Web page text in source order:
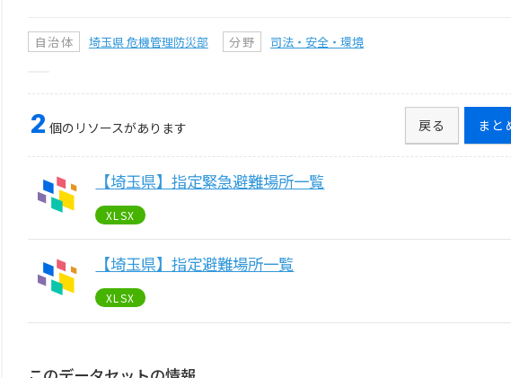
自治体 埼玉県 危機管理防災部 分野 司法・安全・環境
2 個のリソースがあります まと
戻る
【埼玉県】指定緊急避難場所一覧
XLSX
【埼玉県】指定避難場所一覧
XLSX